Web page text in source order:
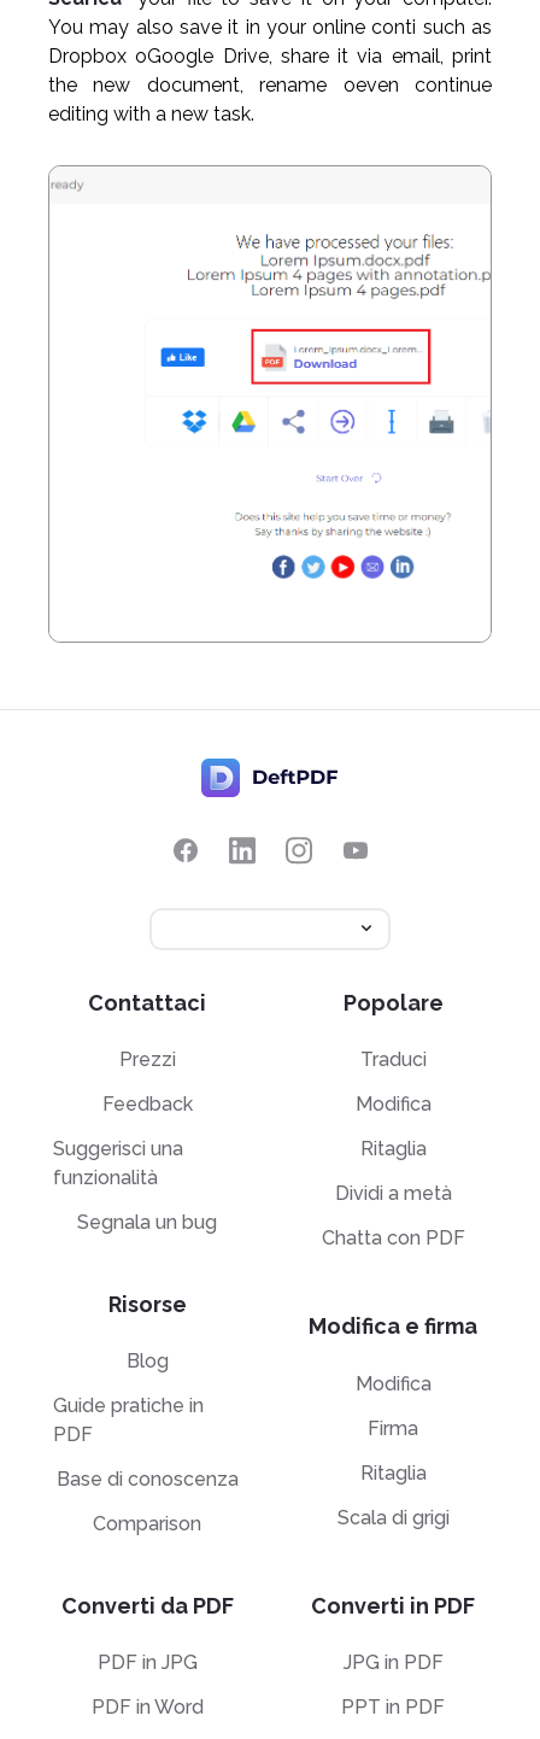
You may also save it in your online conti such as
Dropbox oGoogle Drive, share it via email, print
the new document, rename oeven continue
editing with a new task.
Contattaci
Prezzi
Feedback
Suggerisci una
funzionalità
Segnala un bug
Risorse
Blog
Guide pratiche in
PDF
Base di conoscenza
Comparison
Popolare
Traduci
Modifica
Ritaglia
Dividi a metà
Chatta con PDF
Modifica e firma
Modifica
Firma
Ritaglia
Scala di grigi
Converti da PDF
PDF in JPG
PDF in Word
Converti in PDF
JPG in PDF
PPT in PDF